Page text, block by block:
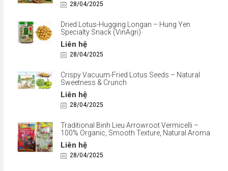
28/04/2025
Dried Lotus-Hugging Longan – Hung Yen
Specialty Snack (VinAgri)
Liên hệ
28/04/2025
Crispy Vacuum-Fried Lotus Seeds – Natural
Sweetness & Crunch
Liên hệ
28/04/2025
Traditional Binh Lieu Arrowroot Vermicelli –
100% Organic, Smooth Texture, Natural Aroma
Liên hệ
28/04/2025